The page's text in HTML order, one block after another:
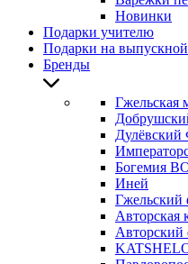
Новинки
Подарки учителю
Подарки на выпускной
Бренды
Гжельская
Дулёвский
Богемия
Иней
Гжельский
Авторская
Авторский